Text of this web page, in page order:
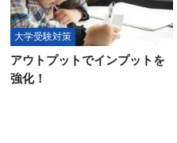
大学受験対策
アウトプットでインプットを
強化！